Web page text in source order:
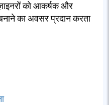
को आकर्षक और
का अवसर प्रदान करता